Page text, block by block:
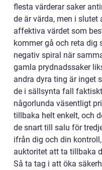
flesta värderar saker
de är värda, men i slutet
affektiva värdet som
kommer gå och reta dig
negativ spiral när
gamla prydnadssaker
andra dyra ting är inget
de i sällsynta fall
någorlunda väsentligt
tillbaka helt enkelt, och
de snart till salu för
ifrån dig och din
auktoritet att ta tillbaka
Så ta tag i att öka